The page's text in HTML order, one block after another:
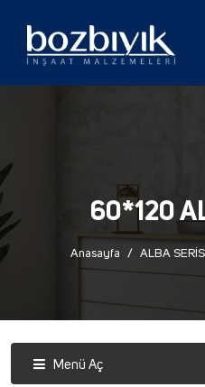
60*120
Anasayfa ALBA
Menü Aç